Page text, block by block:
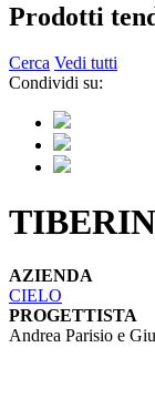
Prodotti
Cerca Vedi tutti
Condividi su:
AZIENDA
CIELO
PROGETTISTA
Andrea Parisio e